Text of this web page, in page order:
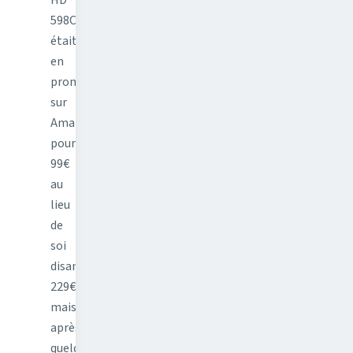
598Cs
était
en
promo
sur
Amazon
pour
99€
au
lieu
de
soi
disant
229€
mais
après
quelques